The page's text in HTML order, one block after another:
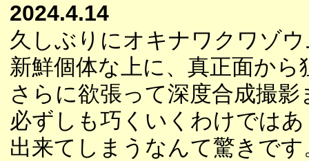
2024.4.14
久しぶりにオキナワクワゾ
新鮮個体な上に、真正面から
さらに欲張って深度合成撮影
必ずしも巧くいくわけでは
出来てしまうなんて驚きです